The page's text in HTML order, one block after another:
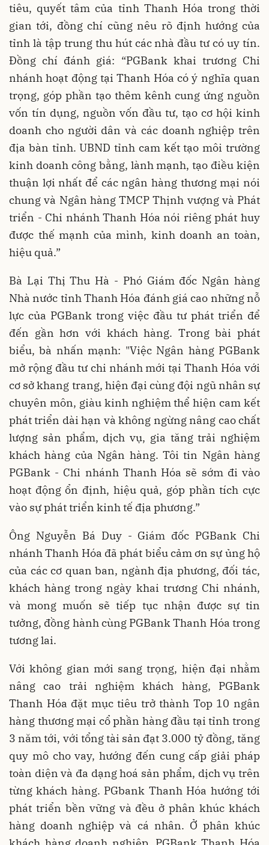
tiêu, quyết tâm của tỉnh Thanh Hóa trong thời
gian tới, đồng chí cũng nêu rõ định hướng của
tỉnh là tập trung thu hút các nhà đầu tư có uy tín.
Đồng chí đánh giá: “PGBank khai trương Chi
nhánh hoạt động tại Thanh Hóa có ý nghĩa quan
trọng, góp phần tạo thêm kênh cung ứng nguồn
vốn tín dụng, nguồn vốn đầu tư, tạo cơ hội kinh
doanh cho người dân và các doanh nghiệp trên
địa bàn tỉnh. UBND tỉnh cam kết tạo môi trường
kinh doanh công bằng, lành mạnh, tạo điều kiện
thuận lợi nhất để các ngân hàng thương mại nói
chung và Ngân hàng TMCP Thịnh vượng và Phát
triển - Chi nhánh Thanh Hóa nói riêng phát huy
được thế mạnh của mình, kinh doanh an toàn,
hiệu quả.”
Bà Lại Thị Thu Hà - Phó Giám đốc Ngân hàng
Nhà nước tỉnh Thanh Hóa đánh giá cao những nỗ
lực của PGBank trong việc đầu tư phát triển để
đến gần hơn với khách hàng. Trong bài phát
biểu, bà nhấn mạnh: "Việc Ngân hàng PGBank
mở rộng đầu tư chi nhánh mới tại Thanh Hóa với
cơ sở khang trang, hiện đại cùng đội ngũ nhân sự
chuyên môn, giàu kinh nghiệm thể hiện cam kết
phát triển dài hạn và không ngừng nâng cao chất
lượng sản phẩm, dịch vụ, gia tăng trải nghiệm
khách hàng của Ngân hàng. Tôi tin Ngân hàng
PGBank - Chi nhánh Thanh Hóa sẽ sớm đi vào
hoạt động ổn định, hiệu quả, góp phần tích cực
vào sự phát triển kinh tế địa phương.”
Ông Nguyễn Bá Duy - Giám đốc PGBank Chi
nhánh Thanh Hóa đã phát biểu cảm ơn sự ủng hộ
của các cơ quan ban, ngành địa phương, đối tác,
khách hàng trong ngày khai trương Chi nhánh,
và mong muốn sẽ tiếp tục nhận được sự tin
tưởng, đồng hành cùng PGBank Thanh Hóa trong
tương lai.
Với không gian mới sang trọng, hiện đại nhằm
nâng cao trải nghiệm khách hàng, PGBank
Thanh Hóa đặt mục tiêu trở thành Top 10 ngân
hàng thương mại cổ phần hàng đầu tại tỉnh trong
3 năm tới, với tổng tài sản đạt 3.000 tỷ đồng, tăng
quy mô cho vay, hướng đến cung cấp giải pháp
toàn diện và đa dạng hoá sản phẩm, dịch vụ trên
từng khách hàng. PGbank Thanh Hóa hướng tới
phát triển bền vững và đều ở phân khúc khách
hàng doanh nghiệp và cá nhân. Ở phân khúc